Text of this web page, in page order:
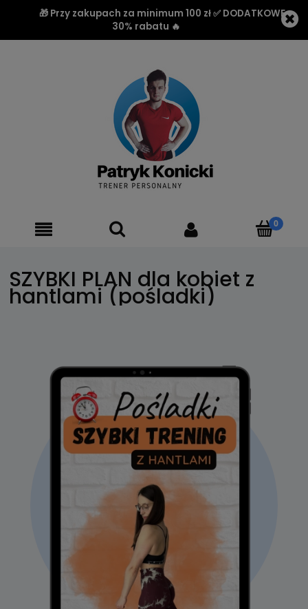
🎁 Przy zakupach za minimum 100 zł ✅ DODATKOWE
30% rabatu 🔥
SZYBKI PLAN dla kobiet z
hantlami (pośladki)